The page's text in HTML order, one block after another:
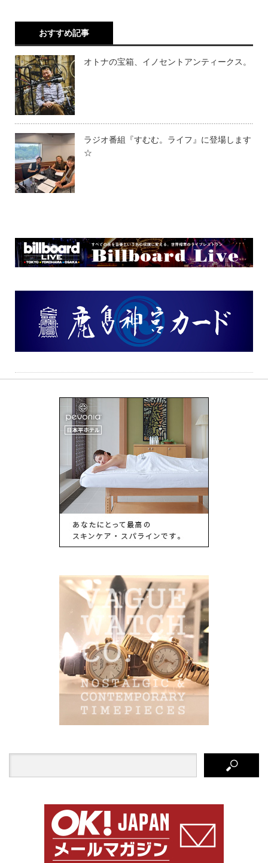
おすすめ記事
オトナの宝箱、イノセントアンティークス。
ラジオ番組『すむむ。ライフ』に登場します
☆